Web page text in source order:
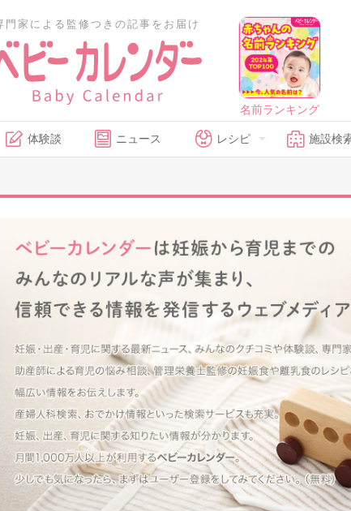
門家による監修つきの記事をお届け
名前ランキング
体験談 ニュース レシピ 施設検